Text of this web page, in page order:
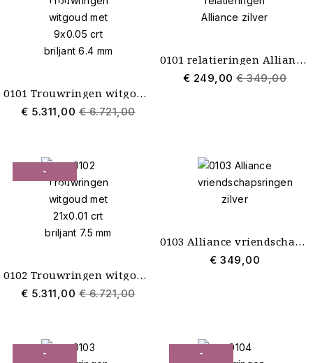
€ 1.410,00
0101 Trouwringen witgoud met 9x0.05 crt briljant 6.4 mm
€ 5.311,00 € 6.721,00
0101 relatieringen Alliance zilver
€ 249,00 € 349,00
-
€ 1.410,00
0102 Trouwringen witgoud met 21x0.01 crt briljant 7.5 mm
€ 5.311,00 € 6.721,00
0103 Alliance vriendschapsringen zilver
€ 349,00
-
-